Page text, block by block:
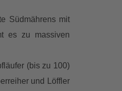
Südmährens mit
es zu massiven
(bis zu 100)
und Löffler